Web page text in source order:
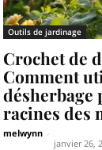
Outils de jardinage
Crochet de
Comment
désherbage
racines des
melwynn
janvier 26,